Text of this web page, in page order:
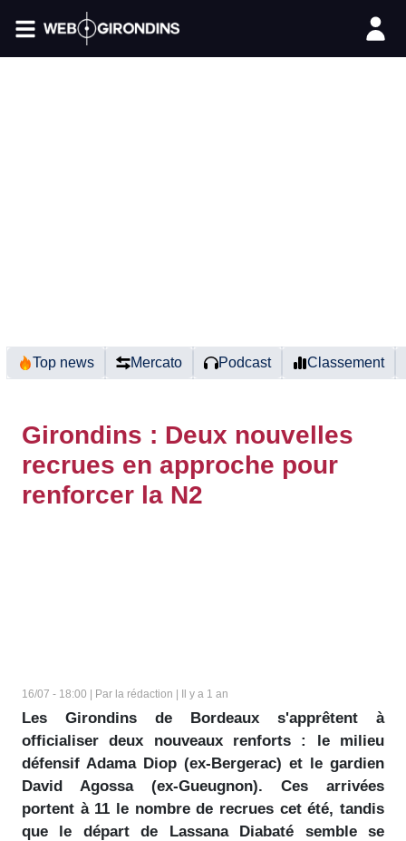
Top news Mercato Podcast Classement
Girondins : Deux nouvelles
recrues en approche pour
renforcer la N2
16/07 - 18:00 | Par la rédaction | Il y a 1 an
Les Girondins de Bordeaux s'apprêtent à
officialiser deux nouveaux renforts : le milieu
défensif Adama Diop (ex-Bergerac) et le gardien
David Agossa (ex-Gueugnon). Ces arrivées
portent à 11 le nombre de recrues cet été, tandis
que le départ de Lassana Diabaté semble se